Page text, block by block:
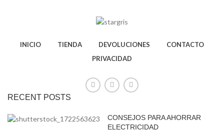
INICIO TIENDA DEVOLUCIONES
CONTACTO
PRIVACIDAD
RECENT POSTS
CONSEJOS PARA AHORRAR
ELECTRICIDAD